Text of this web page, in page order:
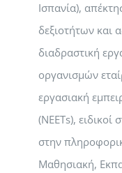
Ισπανία),
δεξιοτήτων και
διαδραστική
οργανισμών
εργασιακή
(NEETs), ειδικοί
στην
Μαθησιακή,